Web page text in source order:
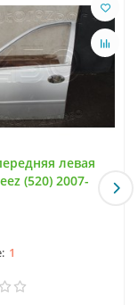
левая
(520) 2007-
1